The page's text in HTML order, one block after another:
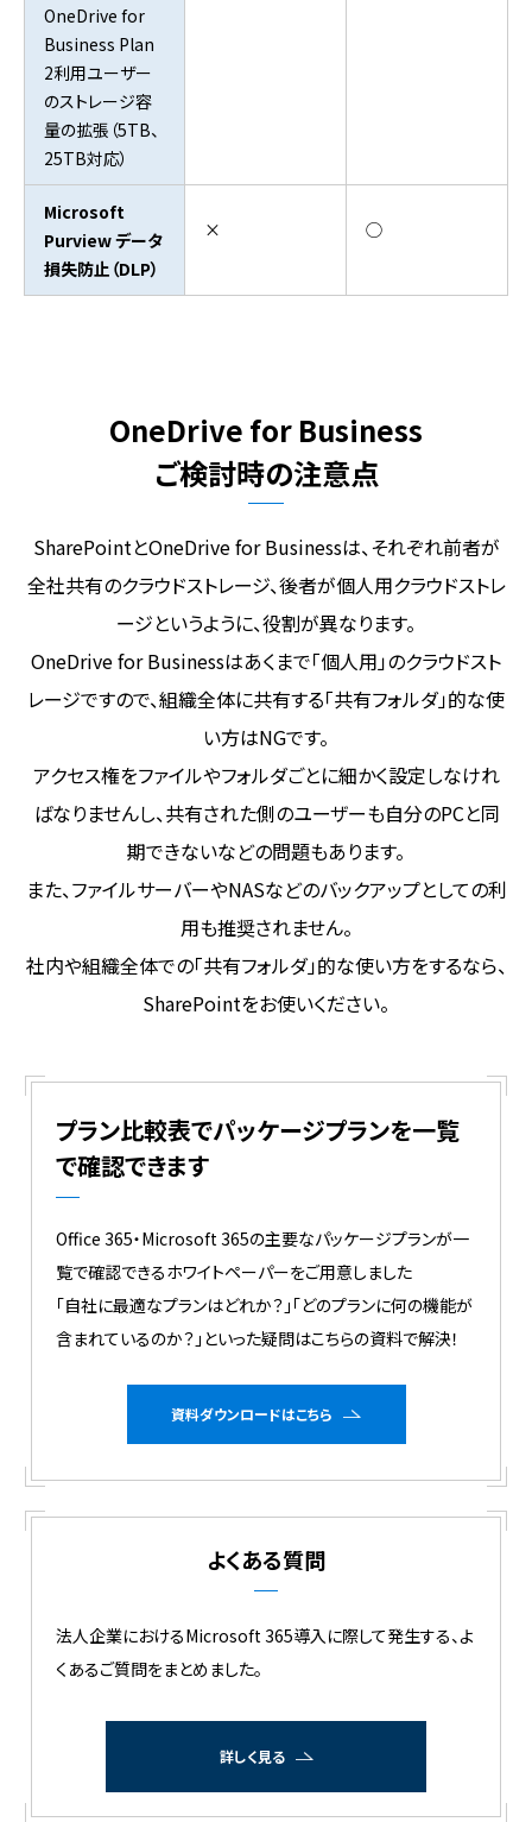
OneDrive for
Business Plan
2利用ユーザー
のストレージ容
量の拡張（5TB、
25TB対応）
Microsoft
Purview データ
損失防止（DLP）
× ◯
OneDrive for Business
ご検討時の注意点
SharePointとOneDrive for Businessは、それぞれ前者が
全社共有のクラウドストレージ、後者が個人用クラウドストレ
ージというように、役割が異なります。
OneDrive for Businessはあくまで「個人用」のクラウドスト
レージですので、組織全体に共有する「共有フォルダ」的な使
い方はNGです。
アクセス権をファイルやフォルダごとに細かく設定しなけれ
ばなりませんし、共有された側のユーザーも自分のPCと同
期できないなどの問題もあります。
また、ファイルサーバーやNASなどのバックアップとしての利
用も推奨されません。
社内や組織全体での「共有フォルダ」的な使い方をするなら、
SharePointをお使いください。
プラン比較表でパッケージプランを一覧
で確認できます
Office 365・Microsoft 365の主要なパッケージプランが一
覧で確認できるホワイトペーパーをご用意しました
「自社に最適なプランはどれか？」「どのプランに何の機能が
含まれているのか？」といった疑問はこちらの資料で解決！
資料ダウンロードはこちら
よくある質問
法人企業におけるMicrosoft 365導入に際して発生する、よ
くあるご質問をまとめました。
詳しく見る